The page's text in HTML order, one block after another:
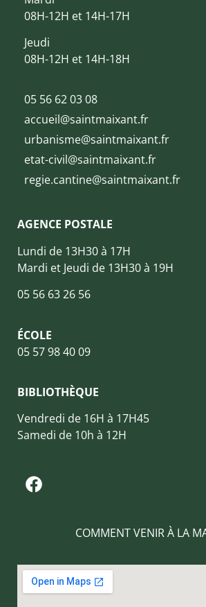
08H-12H et 14H-17H
Jeudi
08H-12H et 14H-18H
05 56 62 03 08
accueil@saintmaixant.fr
urbanisme@saintmaixant.fr
etat-civil@saintmaixant.fr
regie.cantine@saintmaixant.fr
AGENCE POSTALE
Lundi de 13H30 à 17H
Mardi et Jeudi de 13H30 à 19H
05 56 63 26 56
ÉCOLE
05 57 98 40 09
BIBLIOTHÈQUE
Vendredi de 16H à 17H45
Samedi de 10h à 12H
COMMENT VENIR À LA